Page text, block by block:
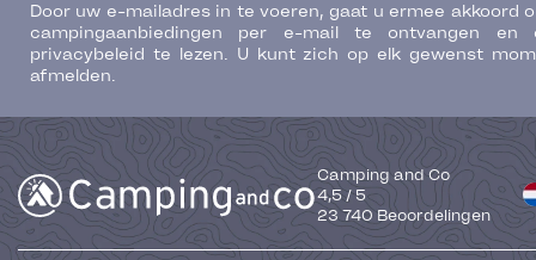
Door uw e-mailadres in te voeren, gaat u ermee akkoord
campingaanbiedingen per e-mail te ontvangen en
privacybeleid te lezen. U kunt zich op elk gewenst
afmelden.
Camping and Co
4,5/5
23 740 Beoordelingen